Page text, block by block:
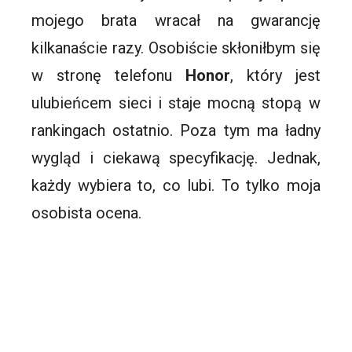
mojego brata wracał na gwarancję
kilkanaście razy. Osobiście skłoniłbym się
w stronę telefonu Honor, który jest
ulubieńcem sieci i staje mocną stopą w
rankingach ostatnio. Poza tym ma ładny
wygląd i ciekawą specyfikację. Jednak,
każdy wybiera to, co lubi. To tylko moja
osobista ocena.